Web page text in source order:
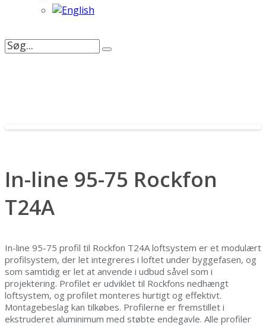
Søg
In-line 95-75 Rockfon
T24A
In-line 95-75 profil til Rockfon T24A loftsystem er et modulært
profilsystem, der let integreres i loftet under byggefasen, og
som samtidig er let at anvende i udbud såvel som i
projektering. Profilet er udviklet til Rockfons nedhængt
loftsystem, og profilet monteres hurtigt og effektivt.
Montagebeslag kan tilkøbes. Profilerne er fremstillet i
ekstruderet aluminimum med støbte endegavle. Alle profiler